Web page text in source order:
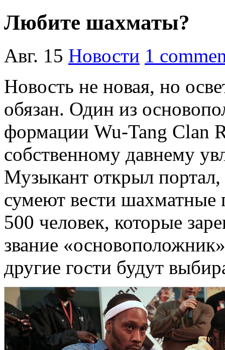
Любите шахматы?
Авг. 15 Новости 1
Новость не новая, но
обязан. Один из
формации Wu-Tang Clan
собственному давнему
Музыкант открыл
сумеют вести
500 человек, которые
звание
другие гости будут